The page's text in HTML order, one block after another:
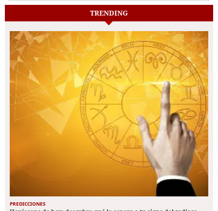
TRENDING
PREDICCIONES